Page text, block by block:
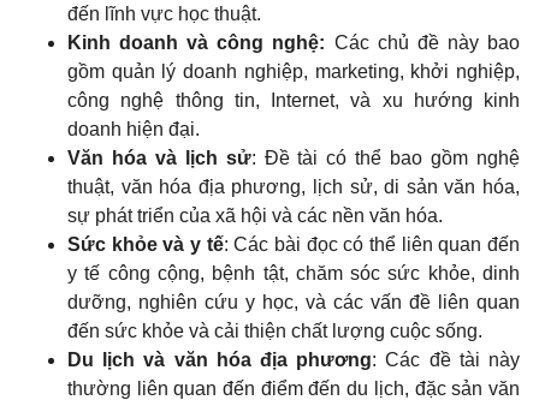
đến lĩnh vực học thuật.
Kinh doanh và công nghệ: Các chủ đề này bao
gồm quản lý doanh nghiệp, marketing, khởi nghiệp,
công nghệ thông tin, Internet, và xu hướng kinh
doanh hiện đại.
Văn hóa và lịch sử: Đề tài có thể bao gồm nghệ
thuật, văn hóa địa phương, lịch sử, di sản văn hóa,
sự phát triển của xã hội và các nền văn hóa.
Sức khỏe và y tế: Các bài đọc có thể liên quan đến
y tế công cộng, bệnh tật, chăm sóc sức khỏe, dinh
dưỡng, nghiên cứu y học, và các vấn đề liên quan
đến sức khỏe và cải thiện chất lượng cuộc sống.
Du lịch và văn hóa địa phương: Các đề tài này
thường liên quan đến điểm đến du lịch, đặc sản văn